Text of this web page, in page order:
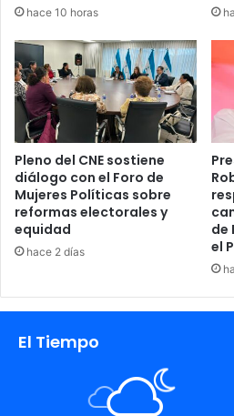
Ana García
hace 10 horas
Pleno del CNE sostiene
diálogo con el Foro de
Mujeres Políticas sobre
reformas electorales y
equidad
hace 2 días
de
el
El Tiempo